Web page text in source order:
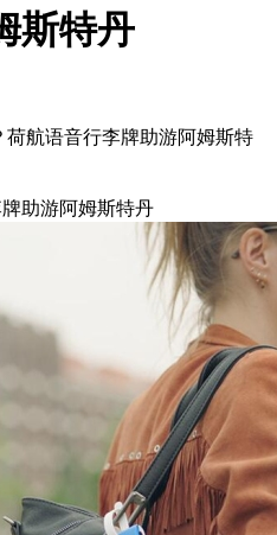
斯特丹
航语音行李牌助游阿姆斯特
助游阿姆斯特丹